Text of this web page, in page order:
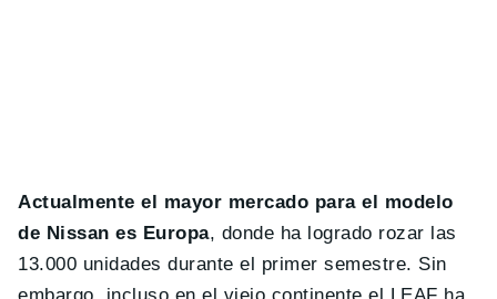
Actualmente el mayor mercado para el modelo
de Nissan es Europa, donde ha logrado rozar las
13.000 unidades durante el primer semestre. Sin